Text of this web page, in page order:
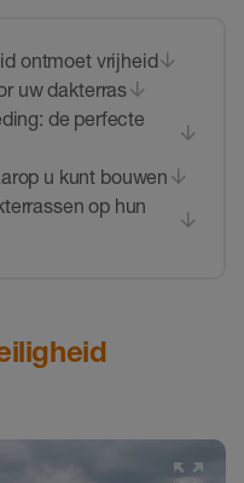
ontmoet vrijheid
uw dakterras
de perfecte
u kunt bouwen
op hun